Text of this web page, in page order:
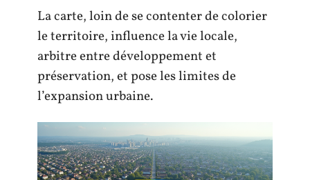
La carte, loin de se contenter de colorier
le territoire, influence la vie locale,
arbitre entre développement et
préservation, et pose les limites de
l’expansion urbaine.